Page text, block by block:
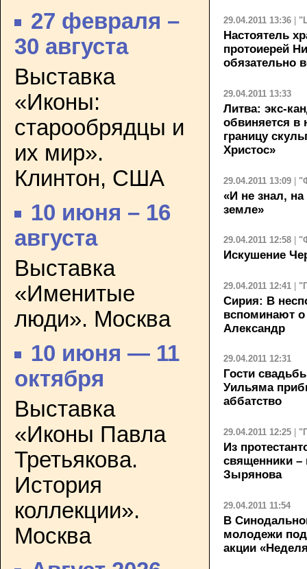
27 февраля –
30 августа
Выставка
«Иконы:
старообрядцы и
их мир».
Клинтон, США
10 июня – 16
августа
Выставка
«Именитые
люди». Москва
10 июня — 11
октября
Выставка
«Иконы Павла
Третьякова.
История
коллекции».
Москва
29.04.2011 13:36
Настоятель
протоиерей
обязательно
29.04.2011 13:33
Литва: экс-
обвиняется в
границу
Христос»
29.04.2011 13:09 |
«И не знал,
земле»
29.04.2011 12:58
Искушение
29.04.2011 12:41
Сирия: В
вспоминают о
Александр
29.04.2011 12:31
Гости
Уильяма
аббатство
29.04.2011 12:25
Из
священники –
Зырянова
29.04.2011 11:54
В
молодежи
акции